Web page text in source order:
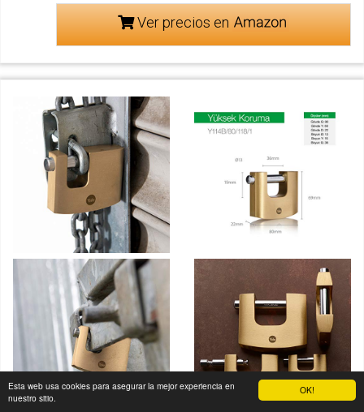
OK!
Esta web usa cookies para asegurar la mejor experiencia en
nuestro sitio.
Ver precios en